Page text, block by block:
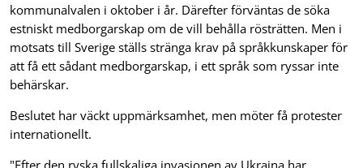
kommunalvalen i oktober i år. Därefter förväntas de söka
estniskt medborgarskap om de vill behålla rösträtten. Men i
motsats till Sverige ställs stränga krav på språkkunskaper för
att få ett sådant medborgarskap, i ett språk som ryssar inte
behärskar.
Beslutet har väckt uppmärksamhet, men möter få protester
internationellt.
"Efter den ryska fullskaliga invasionen av Ukraina har